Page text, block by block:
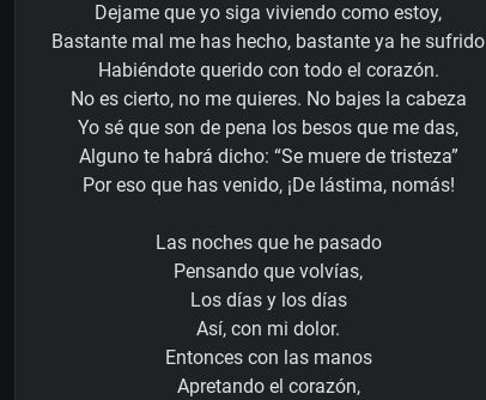
Dejame que yo siga viviendo como estoy,
Bastante mal me has hecho, bastante ya he sufrido
Habiéndote querido con todo el corazón.
No es cierto, no me quieres. No bajes la cabeza
Yo sé que son de pena los besos que me das,
Alguno te habrá dicho: “Se muere de tristeza”
Por eso que has venido, ¡De lástima, nomás!
Las noches que he pasado
Pensando que volvías,
Los días y los días
Así, con mi dolor.
Entonces con las manos
Apretando el corazón,